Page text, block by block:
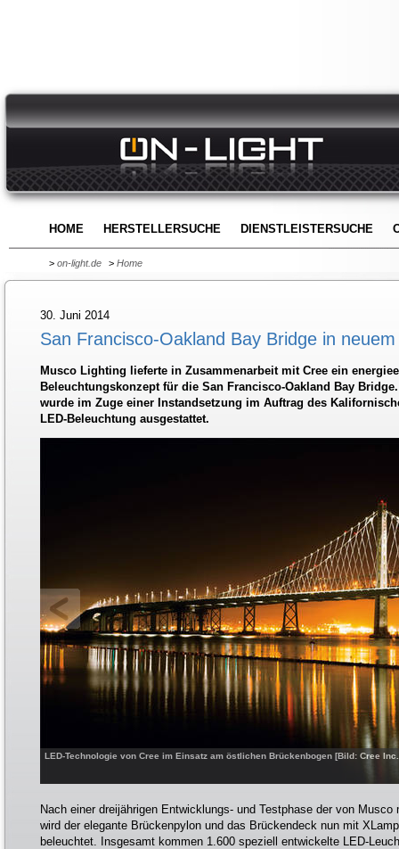
HOME HERSTELLERSUCHE DIENSTLEISTERSUCHE
> on-light.de > Home
30. Juni 2014
San Francisco-Oakland Bay Bridge in
Musco Lighting lieferte in Zusammenarbeit mit Cree ein
Beleuchtungskonzept für die San Francisco-Oakland Bay
wurde im Zuge einer Instandsetzung im Auftrag des
LED-Beleuchtung ausgestattet.
LED-Technologie von Cree im Einsatz am östlichen Brückenbogen [Bild: Cree
Nach einer dreijährigen Entwicklungs- und Testphase der von
wird der elegante Brückenpylon und das Brückendeck nun mit
beleuchtet. Insgesamt kommen 1.600 speziell entwickelte LED-